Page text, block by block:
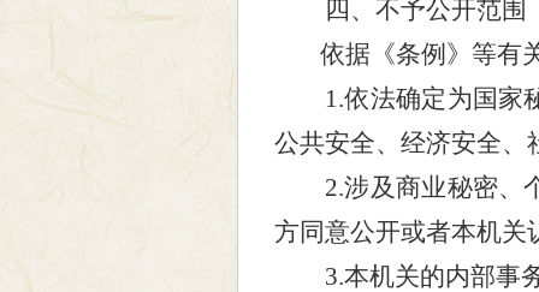
四、不予公开范围
依据《条例》等有
1.依法确定为国家秘
公共安全、经济安全、
2.涉及商业秘密、个
方同意公开或者本机关
3.本机关的内部事务